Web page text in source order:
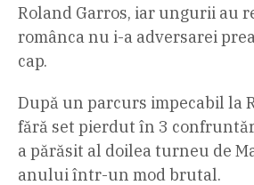
Roland Garros, iar ungurii au
românca nu i-a adversarei
cap.
După un parcurs impecabil la
fără set pierdut în 3
a părăsit al doilea turneu de
anului într-un mod brutal.